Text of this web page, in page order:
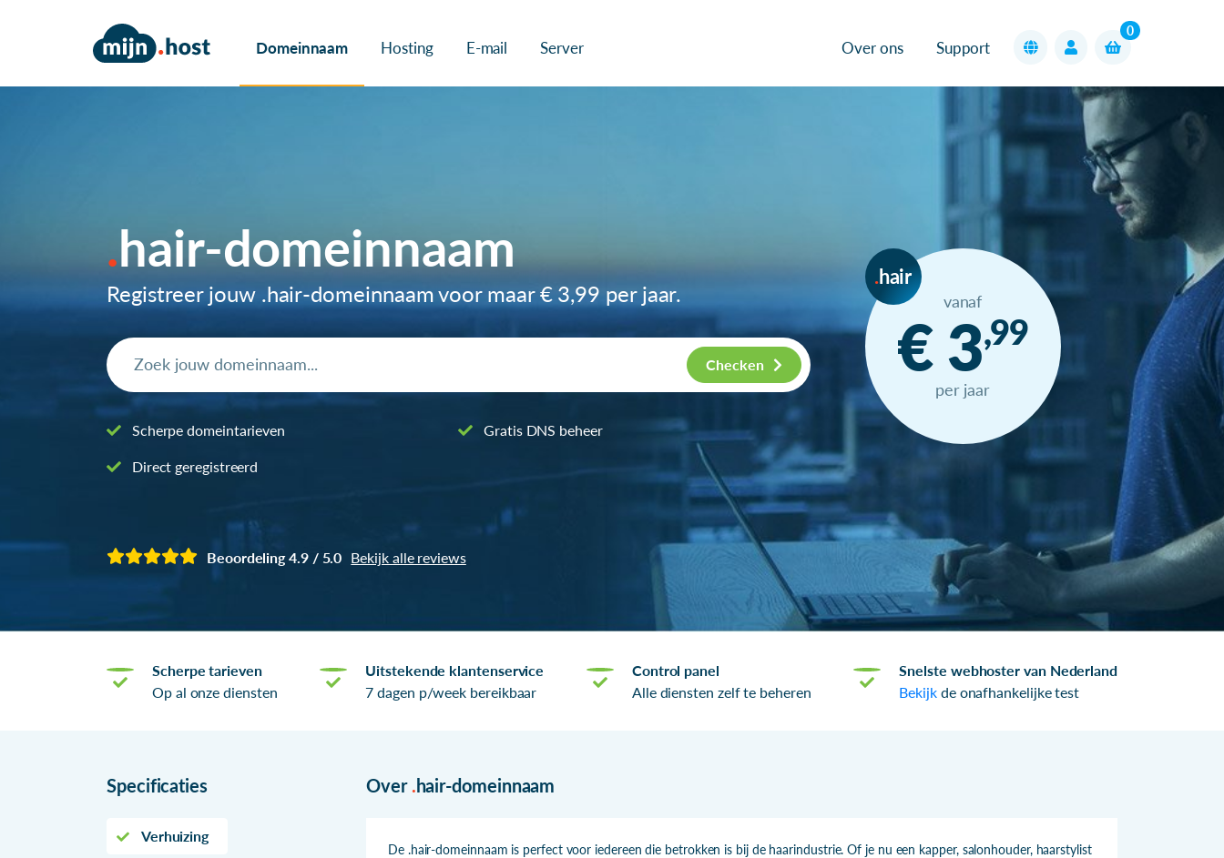
Domeinnaam Hosting E-mail Server Over ons Support
0
hair-domeinnaam
Registreer jouw .hair-domeinnaam voor maar€ 3,99 per jaar.
Checken
Scherpe domeintarieven
Direct geregistreerd
Gratis DNS beheer
hair
vanaf
€ 3,99
per jaar
Beoordeling 4.9 / 5.0 Bekijk alle reviews
Scherpe tarieven
Op al onze diensten
Uitstekende klantenservice
7 dagen p/week bereikbaar
Control panel
Alle diensten zelf te beheren
Snelste webhoster van Nederland
Bekijkde onafhankelijke test
Specificaties
Verhuizing
Over .hair-domeinnaam
De .hair-domeinnaam is perfect voor iedereen die betrokken is bij de haarindustrie. Of je nu een kapper, salonhouder, haarstylist